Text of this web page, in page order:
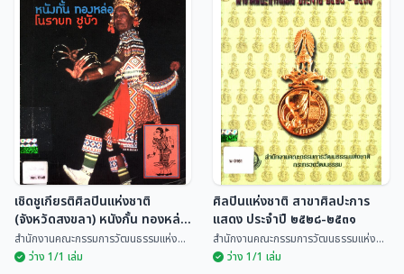
ศิลปินแห่งชาติจังหวัด
เชียงใหม่
คณะกรรมการวัฒนธรรมแห่งชาติ
สำน...
ประวัติชีวิตและผลงานผู้ได้
รับเสนอชื่อเพื่อประกาศเชิดชู
เกียรติเป็นศิลปินแห่งชาติ
ประจำปี ๒๕๔๕ สาขาศิลปะ
การแสดง ด้านนาฏศิลป์พื้น
บ้านล้านนา นางเฉลิมศรี
พรหมสุวรรณ์ จังหวัด
เชียงใหม่
สำนักศิลปวัฒนธรรม มหาวิทยาลัย
ร...
เชิดชูเกียรติศิลปินแห่งชาติ
(จังหวัดสงขลา) หนังกั้น ทองหล่อ
โนรายก ชูบัว
สำนักงานคณะกรรมการวัฒนธรรมแห่ง...
ว่าง 1/1 เล่ม
ศิลปินแห่งชาติ สาขาศิลปะการ
แสดง ประจำปี ๒๕๒๘-๒๕๓๑
สำนักงานคณะกรรมการวัฒนธรรมแห่ง...
ว่าง 1/1 เล่ม